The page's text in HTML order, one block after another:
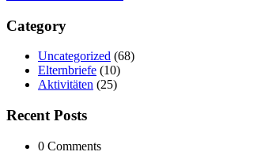
Category
Uncategorized (68)
Elternbriefe (10)
Aktivitäten (25)
Recent Posts
0 Comments